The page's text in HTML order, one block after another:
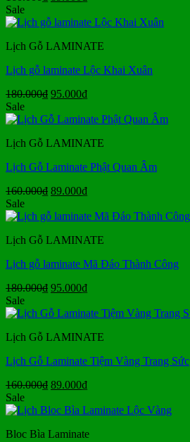
là:
tại
89.000₫.
Sale
Lịch Gỗ LAMINATE
Lịch gỗ laminate Lộc Khai Xuân
180.000₫ Giá
là:
95.000₫Giá
tại
95.000₫.
Sale
Lịch Gỗ LAMINATE
Lịch Gỗ Laminate Phật Quan Âm
160.000₫ Giá
là:
89.000₫Giá
tại
89.000₫.
Sale
Lịch Gỗ LAMINATE
Lịch gỗ laminate Mã Đáo Thành Công
180.000₫ Giá
là:
95.000₫Giá
tại
95.000₫.
Sale
Lịch Gỗ LAMINATE
Lịch Gỗ Laminate Tiệm Vàng Trang Sức
160.000₫ Giá
là:
89.000₫Giá
tại
89.000₫.
Sale
Bloc Bìa Laminate